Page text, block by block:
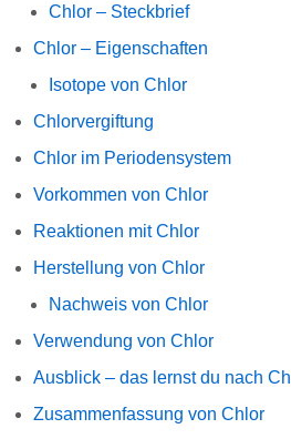
Chlor – Steckbrief
Chlor – Eigenschaften
Isotope von Chlor
Chlorvergiftung
Chlor im Periodensystem
Vorkommen von Chlor
Reaktionen mit Chlor
Herstellung von Chlor
Nachweis von Chlor
Verwendung von Chlor
Ausblick – das lernst du nach
Zusammenfassung von Chlor